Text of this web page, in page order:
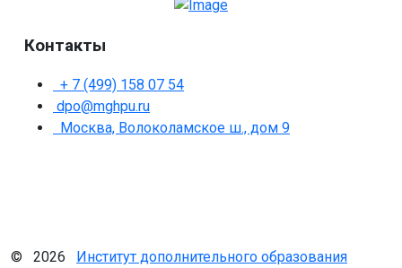
Контакты
+ 7 (499) 158 07 54
dpo@mghpu.ru
Москва, Волоколамское ш., дом 9
© 2026 Институт дополнительного образования